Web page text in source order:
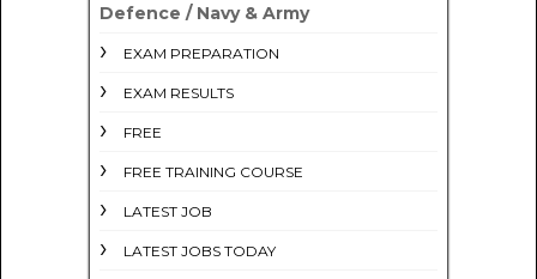
Defence / Navy & Army
EXAM PREPARATION
EXAM RESULTS
FREE
FREE TRAINING COURSE
LATEST JOB
LATEST JOBS TODAY